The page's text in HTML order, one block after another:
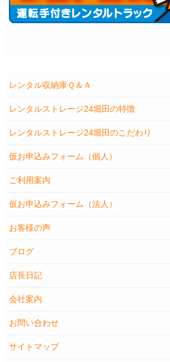
レンタル収納庫Ｑ＆Ａ
レンタルストレージ24堀田の特徴
レンタルストレージ24堀田のこだわり
仮お申込みフォーム（個人）
ご利用案内
仮お申込みフォーム（法人）
お客様の声
ブログ
店長日記
会社案内
お問い合わせ
サイトマップ